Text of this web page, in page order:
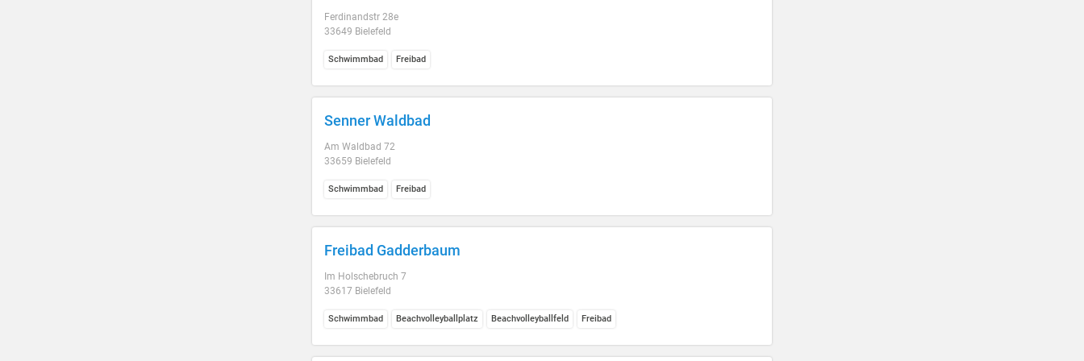
Ferdinandstr 28e
33649 Bielefeld
Schwimmbad Freibad
Senner Waldbad
Am Waldbad 72
33659 Bielefeld
Schwimmbad Freibad
Freibad Gadderbaum
Im Holschebruch 7
33617 Bielefeld
Schwimmbad Beachvolleyballplatz Beachvolleyballfeld Freibad